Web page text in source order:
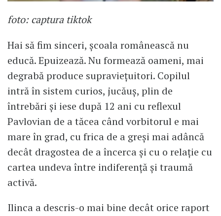
foto: captura tiktok
Hai să fim sinceri, școala românească nu
educă. Epuizează. Nu formează oameni, mai
degrabă produce supraviețuitori. Copilul
intră în sistem curios, jucăuș, plin de
întrebări și iese după 12 ani cu reflexul
Pavlovian de a tăcea când vorbitorul e mai
mare în grad, cu frica de a greși mai adâncă
decât dragostea de a încerca și cu o relație cu
cartea undeva între indiferență și traumă
activă.
Ilinca a descris-o mai bine decât orice raport